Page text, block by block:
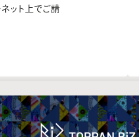
ット上でご請